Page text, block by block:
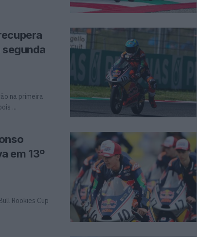
segunda
na primeira
...
em 13º
Rookies Cup